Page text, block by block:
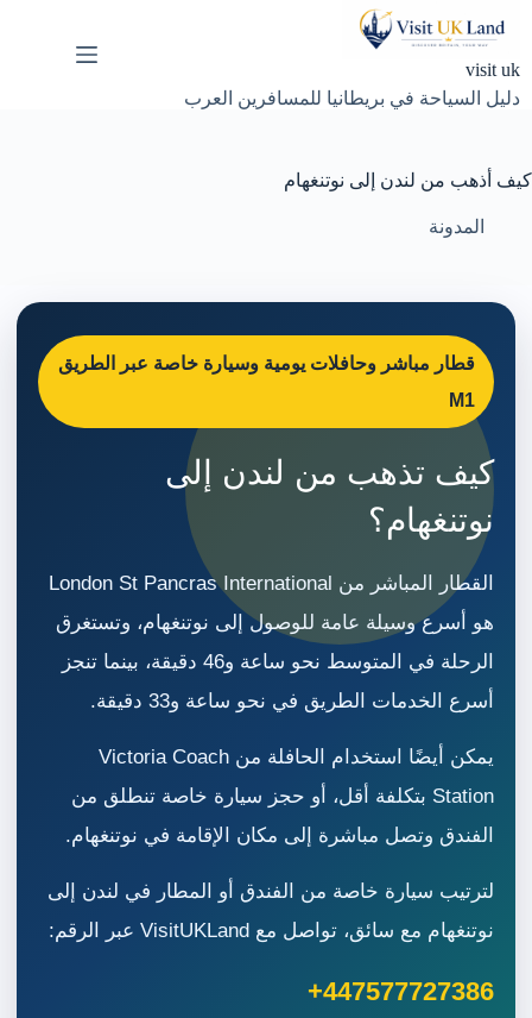
visit uk
دليل السياحة في بريطانيا للمسافرين العرب
كيف أذهب من لندن إلى نوتنغهام
المدونة
قطار مباشر وحافلات يومية وسيارة خاصة عبر الطريق
M1
كيف تذهب من لندن إلى
نوتنغهام؟
القطار المباشر من London St Pancras International
هو أسرع وسيلة عامة للوصول إلى نوتنغهام، وتستغرق
الرحلة في المتوسط نحو ساعة و46 دقيقة، بينما تنجز
أسرع الخدمات الطريق في نحو ساعة و33 دقيقة.
يمكن أيضًا استخدام الحافلة من Victoria Coach
Station بتكلفة أقل، أو حجز سيارة خاصة تنطلق من
الفندق وتصل مباشرة إلى مكان الإقامة في نوتنغهام.
لترتيب سيارة خاصة من الفندق أو المطار في لندن إلى
نوتنغهام مع سائق، تواصل مع VisitUKLand عبر الرقم:
+447577727386